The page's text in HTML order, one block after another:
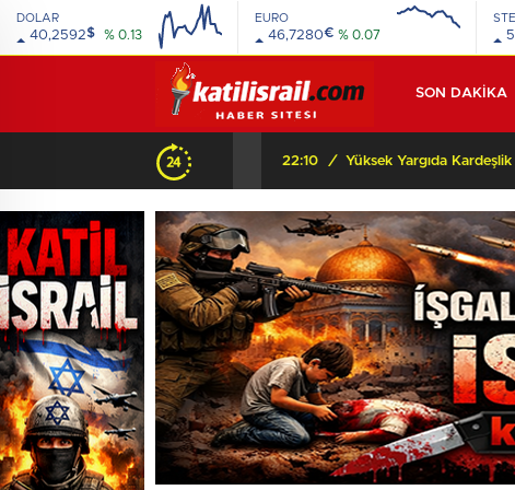
DOLAR
40,2592$ % 0.13
EURO
46,7280€ % 0.07
SON DAKİKA
22:10 /